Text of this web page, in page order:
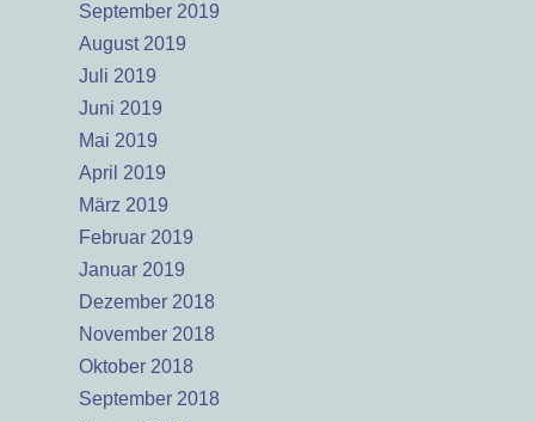
September 2019
August 2019
Juli 2019
Juni 2019
Mai 2019
April 2019
März 2019
Februar 2019
Januar 2019
Dezember 2018
November 2018
Oktober 2018
September 2018